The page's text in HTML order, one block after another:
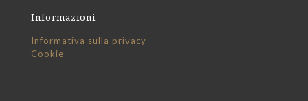
Informazioni
Informativa sulla privacy
Cookie